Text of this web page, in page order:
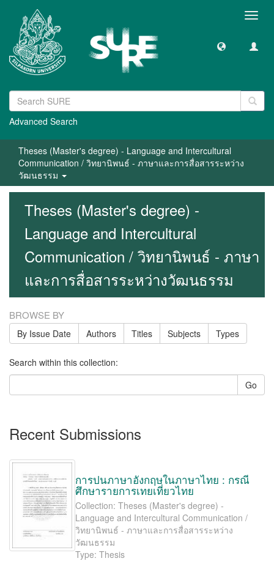
Advanced Search
Theses (Master's degree) - Language and Intercultural
Communication / วิทยานิพนธ์ - ภาษาและการสื่อสารระหว่าง
วัฒนธรรม
Theses (Master's degree) -
Language and Intercultural
Communication / วิทยานิพนธ์ - ภาษา
และการสื่อสารระหว่างวัฒนธรรม
BROWSE BY
By Issue Date Authors Titles Subjects Types
Search within this collection:
Go
Recent Submissions
การปนภาษาอังกฤษในภาษาไทย : กรณี
ศึกษารายการเทยเที่ยวไทย
Collection: Theses (Master's degree) -
Language and Intercultural Communication /
วิทยานิพนธ์ - ภาษาและการสื่อสารระหว่าง
วัฒนธรรม
Type: Thesis